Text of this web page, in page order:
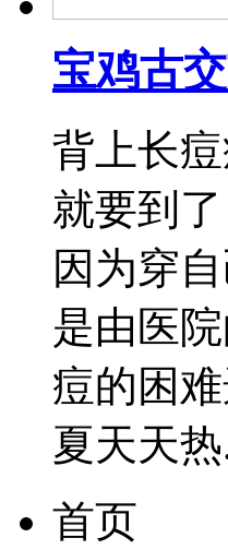
宝鸡古
背上长
就要到
因为穿
是由医
痘的困
夏天天热
首页